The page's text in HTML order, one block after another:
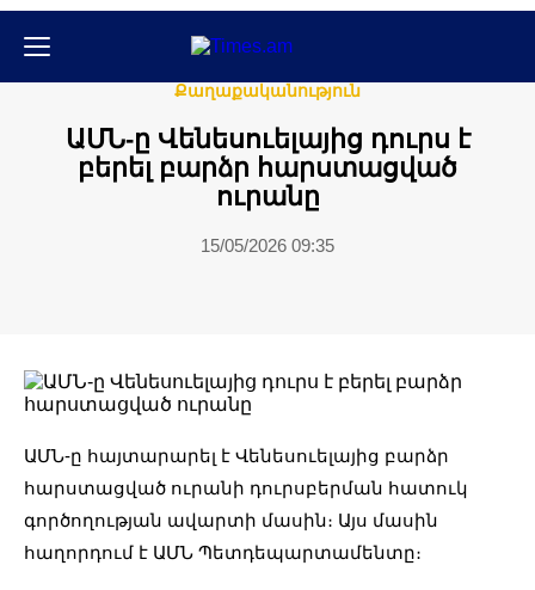
Քաղաքականություն
ԱՄՆ-ը Վենեսուելայից դուրս է
բերել բարձր հարստացված
ուրանը
15/05/2026 09:35
ԱՄՆ-ը հայտարարել է Վենեսուելայից բարձր
հարստացված ուրանի դուրսբերման հատուկ
գործողության ավարտի մասին։ Այս մասին
հաղորդում է ԱՄՆ Պետդեպարտամենտը։